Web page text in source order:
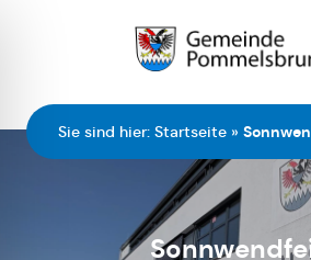
Sie sind hier: Startseite »